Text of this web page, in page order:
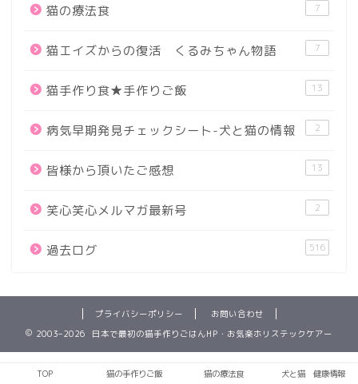
猫の療法食 7
猫エイズからの復活 くるみちゃん物語 7
猫手作り食★手作りご飯 13
病気早期発見チェックシート-犬と猫の情報 2
皆様から頂いたご感想 13
笑心笑心メルマガ最新号 2
過去ログ 516
プライバシーポリシー
お問い合わせ
2003–2026 日本で最初の猫手作りごはんHP・お気楽ホリステックケアー
TOP 猫の手作りご飯 猫の療法食 犬と猫 健康情報